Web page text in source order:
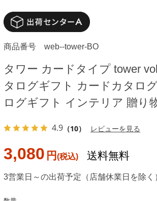
商品番号 web--tower-BO
タワー カードタイプ tower
タログギフト カードカタロ
ログギフト インテリア 贈り
4.9 （10） レビューを見る
3,080 円 送料無料
3営業日～の出荷予定（店舗休業日を除く